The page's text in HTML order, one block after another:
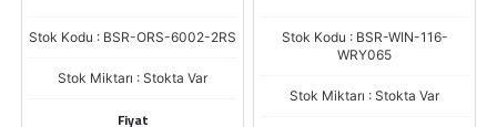
Stok Kodu : BSR-ORS-6002-2RS
Stok Miktarı : Stokta Var
Fiyat
Stok Kodu : BSR-WIN-116-
WRY065
Stok Miktarı : Stokta Var